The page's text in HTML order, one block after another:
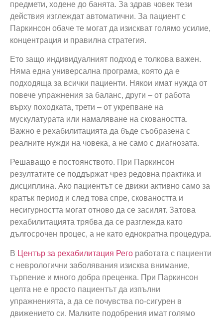
предмети, ходене до банята. За здрав човек тези
действия изглеждат автоматични. За пациент с
Паркинсон обаче те могат да изискват голямо усилие,
концентрация и правилна стратегия.
Ето защо индивидуалният подход е толкова важен.
Няма една универсална програма, която да е
подходяща за всички пациенти. Някои имат нужда от
повече упражнения за баланс, други – от работа
върху походката, трети – от укрепване на
мускулатурата или намаляване на сковаността.
Важно е рехабилитацията да бъде съобразена с
реалните нужди на човека, а не само с диагнозата.
Решаващо е постоянството. При Паркинсон
резултатите се поддържат чрез редовна практика и
дисциплина. Ако пациентът се движи активно само за
кратък период и след това спре, сковаността и
несигурността могат отново да се засилят. Затова
рехабилитацията трябва да се разглежда като
дългосрочен процес, а не като еднократна процедура.
В Център за рехабилитация Рего работата с пациенти
с неврологични заболявания изисква внимание,
търпение и много добра преценка. При Паркинсон
целта не е просто пациентът да изпълни
упражненията, а да се почувства по-сигурен в
движението си. Малките подобрения имат голямо